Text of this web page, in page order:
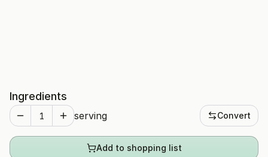
Ingredients
serving Convert
Add to shopping list